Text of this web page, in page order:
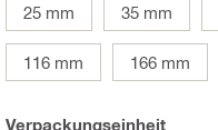
25 mm
35 mm
116 mm 166 mm
Verpackungseinheit